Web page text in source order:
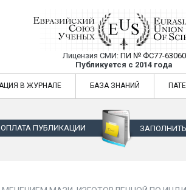
Евразийский Союз Ученых
Лицензия СМИ: ПИ № ФС77-63060
Публикуется с 2014 года
Союз Ученых — публикация
В ЖУРНАЛЕ БАЗА ЗНАНИЙ
ОПЛАТА ПУБЛИКАЦИИ